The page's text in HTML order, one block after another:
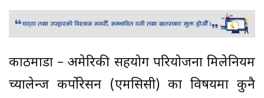
काठमाडौं – अमेरिकी सहयोग परियोजना मिलेनियम
च्यालेन्ज कर्पोरेसन (एमसिसी) का विषयमा कुनै